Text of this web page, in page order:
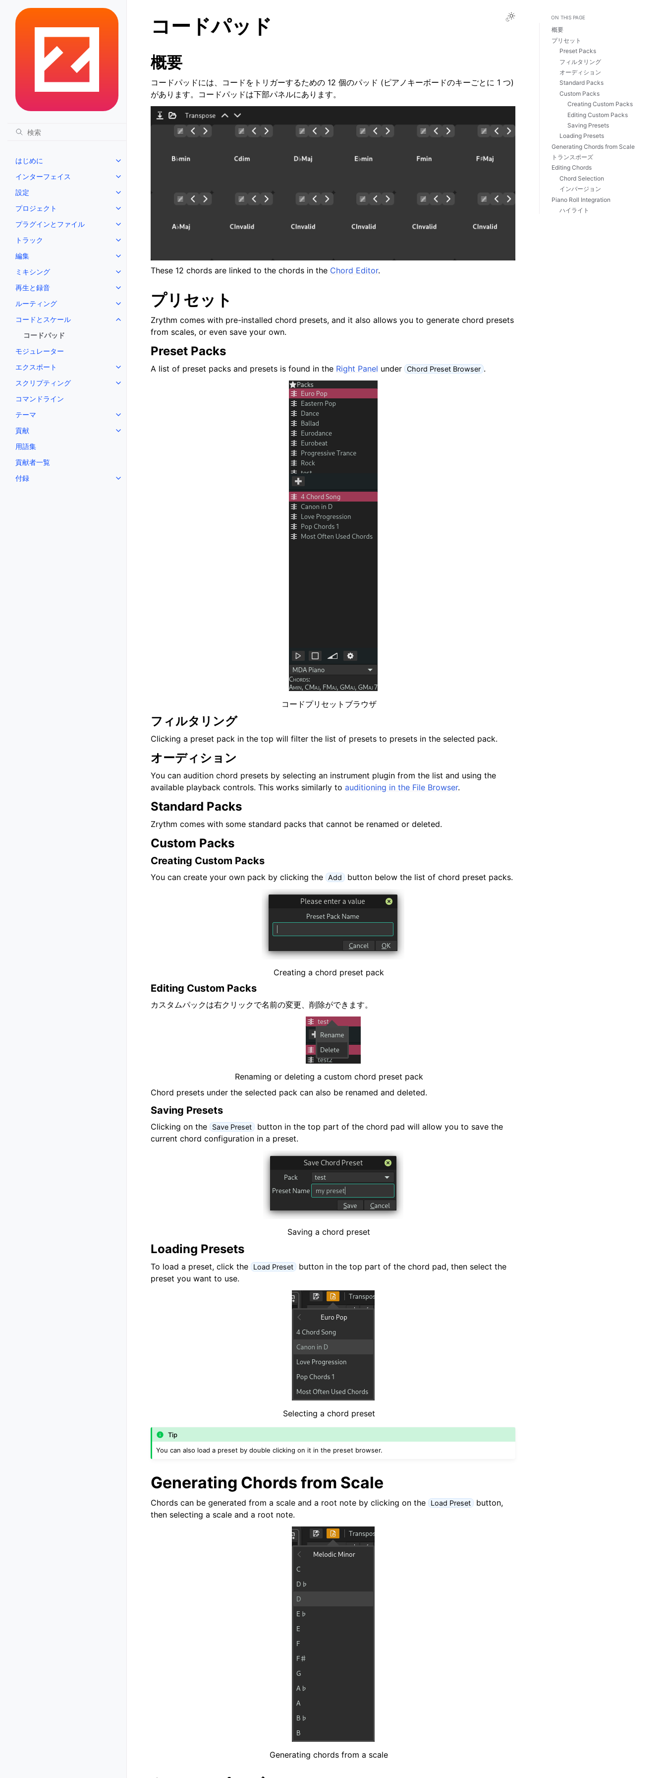
はじめに
Toggle navigation of はじめに
インターフェイス
Toggle navigation of インターフェイス
設定
Toggle navigation of 設定
プロジェクト
Toggle navigation of プロジェクト
プラグインとファイル
Toggle navigation of プラグインとファイル
トラック
Toggle navigation of トラック
編集
Toggle navigation of 編集
ミキシング
Toggle navigation of ミキシング
再生と録音
Toggle navigation of 再生と録音
ルーティング
Toggle navigation of ルーティング
コードとスケール
Toggle navigation of コードとスケール
コードパッド
モジュレーター
エクスポート
Toggle navigation of エクスポート
スクリプティング
Toggle navigation of スクリプティング
コマンドライン
テーマ
Toggle navigation of テーマ
貢献
Toggle navigation of 貢献
用語集
貢献者一覧
付録
Toggle navigation of 付録
Toggle Light / Dark / Auto color theme
コードパッド
概要
コードパッドには、コードをトリガーするための 12 個のパッド (ピアノキーボードのキーごとに 1 つ)
があります。コードパッドは下部パネルにあります。
These 12 chords are linked to the chords in the Chord Editor.
プリセット
Zrythm comes with pre-installed chord presets, and it also allows you to generate chord presets
from scales, or even save your own.
Preset Packs
A list of preset packs and presets is found in the Right Panel under Chord Preset Browser .
コードプリセットブラウザ
フィルタリング
Clicking a preset pack in the top will filter the list of presets to presets in the selected pack.
オーディション
You can audition chord presets by selecting an instrument plugin from the list and using the
available playback controls. This works similarly to auditioning in the File Browser.
Standard Packs
Zrythm comes with some standard packs that cannot be renamed or deleted.
Custom Packs
Creating Custom Packs
You can create your own pack by clicking the Add button below the list of chord preset packs.
Creating a chord preset pack
Editing Custom Packs
カスタムパックは右クリックで名前の変更、削除ができます。
Renaming or deleting a custom chord preset pack
Chord presets under the selected pack can also be renamed and deleted.
Saving Presets
Clicking on the Save Preset button in the top part of the chord pad will allow you to save the
current chord configuration in a preset.
Saving a chord preset
Loading Presets
To load a preset, click the Load Preset button in the top part of the chord pad, then select the
preset you want to use.
Selecting a chord preset
Tip
You can also load a preset by double clicking on it in the preset browser.
Generating Chords from Scale
Chords can be generated from a scale and a root note by clicking on the Load Preset button,
then selecting a scale and a root note.
Generating chords from a scale
ON THIS PAGE
概要
プリセット
Preset Packs
フィルタリング
オーディション
Standard Packs
Custom Packs
Creating Custom Packs
Editing Custom Packs
Saving Presets
Loading Presets
Generating Chords from Scale
トランスポーズ
Editing Chords
Chord Selection
インバージョン
Piano Roll Integration
ハイライト